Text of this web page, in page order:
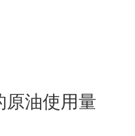
油使用量